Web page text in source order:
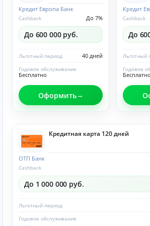
Кредит Европа Банк
До 7%
Cashback
До 600 000 руб.
40 дней
Льготный период
Бесплатно
Годовое обслуживание
Оформить
Кредит
Cashback
До
Льготный
Бесплатно
Годовое
Кредитная карта 120 дней
ОТП Банк
Cashback
До 1 000 000 руб.
Льготный период
Годовое обслуживание